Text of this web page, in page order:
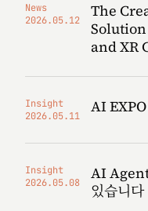
News
2026.05.12
The
and XR
Insight
2026.05.11
AI
Insight
2026.05.08
AI Agent
있습니다